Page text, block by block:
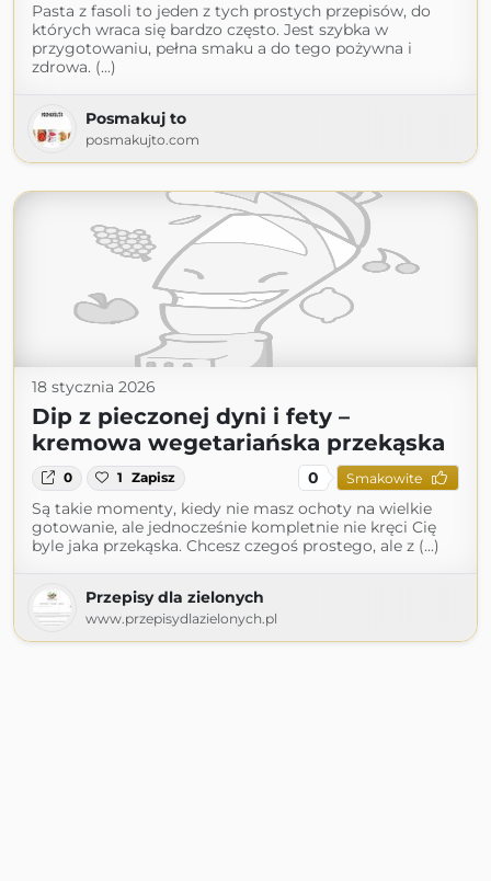
Pasta z fasoli to jeden z tych prostych przepisów, do
których wraca się bardzo często. Jest szybka w
przygotowaniu, pełna smaku a do tego pożywna i
zdrowa. (...)
Posmakuj to
posmakujto.com
18 stycznia 2026
Dip z pieczonej dyni i fety –
kremowa wegetariańska przekąska
0 1 Zapisz 0 Smakowite
Są takie momenty, kiedy nie masz ochoty na wielkie
gotowanie, ale jednocześnie kompletnie nie kręci Cię
byle jaka przekąska. Chcesz czegoś prostego, ale z (...)
Przepisy dla zielonych
www.przepisydlazielonych.pl